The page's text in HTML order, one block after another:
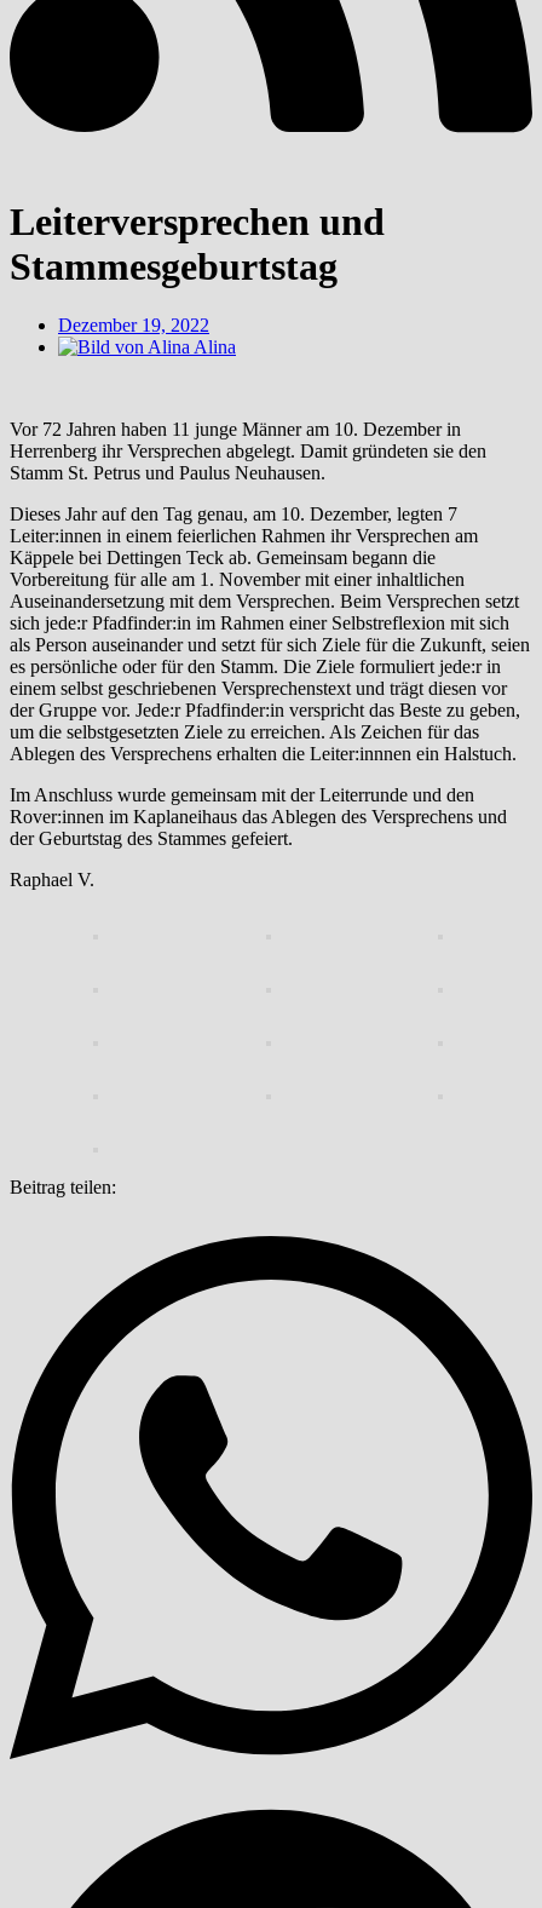
Leiterversprechen und
Stammesgeburtstag
Dezember 19, 2022
Alina
Vor 72 Jahren haben 11 junge Männer am 10. Dezember in
Herrenberg ihr Versprechen abgelegt. Damit gründeten sie den
Stamm St. Petrus und Paulus Neuhausen.
Dieses Jahr auf den Tag genau, am 10. Dezember, legten 7
Leiter:innen in einem feierlichen Rahmen ihr Versprechen am
Käppele bei Dettingen Teck ab. Gemeinsam begann die
Vorbereitung für alle am 1. November mit einer inhaltlichen
Auseinandersetzung mit dem Versprechen. Beim Versprechen setzt
sich jede:r Pfadfinder:in im Rahmen einer Selbstreflexion mit sich
als Person auseinander und setzt für sich Ziele für die Zukunft, seien
es persönliche oder für den Stamm. Die Ziele formuliert jede:r in
einem selbst geschriebenen Versprechenstext und trägt diesen vor
der Gruppe vor. Jede:r Pfadfinder:in verspricht das Beste zu geben,
um die selbstgesetzten Ziele zu erreichen. Als Zeichen für das
Ablegen des Versprechens erhalten die Leiter:innnen ein Halstuch.
Im Anschluss wurde gemeinsam mit der Leiterrunde und den
Rover:innen im Kaplaneihaus das Ablegen des Versprechens und
der Geburtstag des Stammes gefeiert.
Raphael V.
Beitrag teilen: